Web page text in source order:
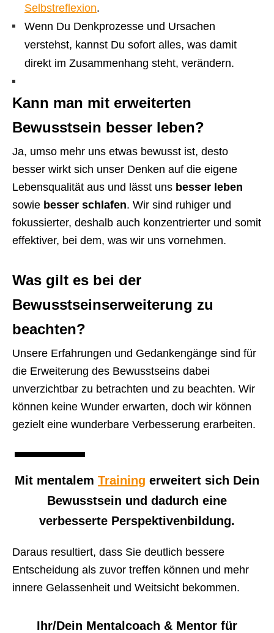
Selbstreflexion.
Wenn Du Denkprozesse und Ursachen
verstehst, kannst Du sofort alles, was damit
direkt im Zusammenhang steht, verändern.
Kann man mit erweiterten
Bewusstsein besser leben?
Ja, umso mehr uns etwas bewusst ist, desto
besser wirkt sich unser Denken auf die eigene
Lebensqualität aus und lässt uns besser leben
sowie besser schlafen. Wir sind ruhiger und
fokussierter, deshalb auch konzentrierter und somit
effektiver, bei dem, was wir uns vornehmen.
Was gilt es bei der
Bewusstseinserweiterung zu
beachten?
Unsere Erfahrungen und Gedankengänge sind für
die Erweiterung des Bewusstseins dabei
unverzichtbar zu betrachten und zu beachten. Wir
können keine Wunder erwarten, doch wir können
gezielt eine wunderbare Verbesserung erarbeiten.
Mit mentalem Training erweitert sich Dein
Bewusstsein und dadurch eine
verbesserte Perspektivenbildung.
Daraus resultiert, dass Sie deutlich bessere
Entscheidung als zuvor treffen können und mehr
innere Gelassenheit und Weitsicht bekommen.
Ihr/Dein Mentalcoach & Mentor für